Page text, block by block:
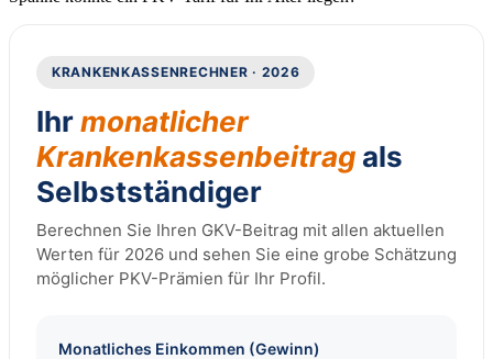
KRANKENKASSENRECHNER · 2026
Ihrmonatlicher
Krankenkassenbeitrag als
Selbstständiger
Berechnen Sie Ihren GKV-Beitrag mit allen aktuellen
Werten für 2026 und sehen Sie eine grobe Schätzung
möglicher PKV-Prämien für Ihr Profil.
Monatliches Einkommen (Gewinn)